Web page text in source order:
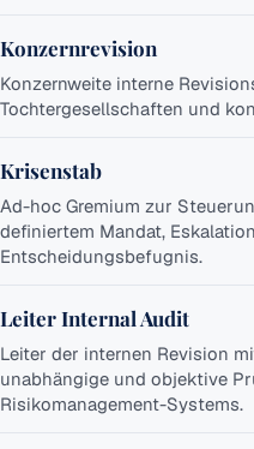
Konzernrevision
Konzernweite interne
Tochtergesellschaften und
Krisenstab
Ad-hoc Gremium zur
definiertem Mandat,
Entscheidungsbefugnis.
Leiter Internal Audit
Leiter der internen Revision
unabhängige und objektive
Risikomanagement-Systems.